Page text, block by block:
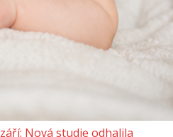
Nová studie odhalila